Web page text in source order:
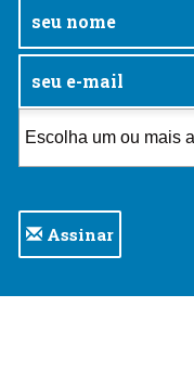
Assinar